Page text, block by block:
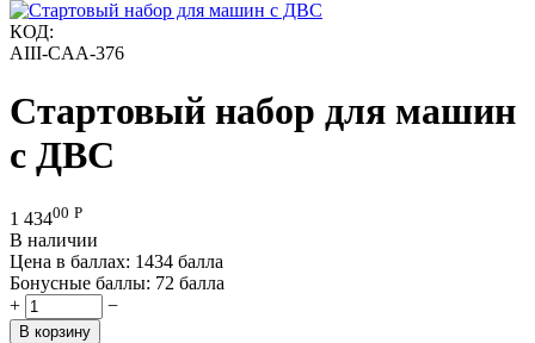
КОД:
AIII-CAA-376
Стартовый набор для машин
с ДВС
1 43400 Р
В наличии
Цена в баллах: 1434 балла
Бонусные баллы: 72 балла
+
−
В корзину